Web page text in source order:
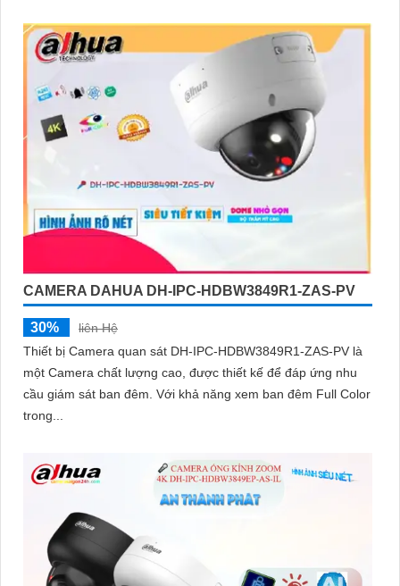
CAMERA DAHUA DH-IPC-HDBW3849R1-ZAS-PV
30%
liên Hệ
Thiết bị Camera quan sát DH-IPC-HDBW3849R1-ZAS-PV là
một Camera chất lượng cao, được thiết kế để đáp ứng nhu
cầu giám sát ban đêm. Với khả năng xem ban đêm Full Color
trong...